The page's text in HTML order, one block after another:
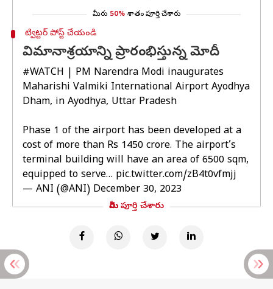
మీరు 50% శాతం పూర్తి చేశారు
ట్విట్టర్ పోస్ట్ చేయండి
విమానాశ్రయాన్ని ప్రారంభిస్తున్న మోదీ
#WATCH | PM Narendra Modi inaugurates
Maharishi Valmiki International Airport Ayodhya
Dham, in Ayodhya, Uttar Pradesh
Phase 1 of the airport has been developed at a
cost of more than Rs 1450 crore. The airport’s
terminal building will have an area of 6500 sqm,
equipped to serve… pic.twitter.com/zB4t0vfmjj
— ANI (@ANI) December 30, 2023
మీరు పూర్తి చేశారు